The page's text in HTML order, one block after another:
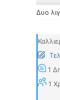
Δυο
1
1